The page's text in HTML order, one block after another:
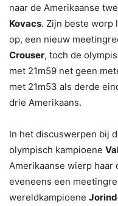
naar de Amerikaanse
Kovacs. Zijn beste worp
op, een nieuw
Crouser, toch de
met 21m59 net geen
met 21m53 als derde
drie Amerikaans.
In het discuswerpen bij
olympisch kampioene
Amerikaanse wierp
eveneens een
wereldkampioene